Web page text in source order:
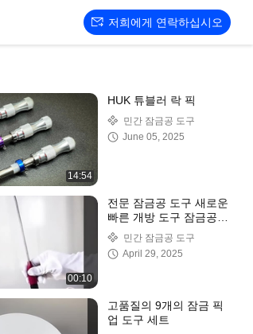
저희에게 연락하십시오
14:54
HUK 튜블러 락 픽
민간 잠금공 도구
June 05, 2025
00:10
전문 잠금공 도구 새로운
빠른 개방 도구 잠금공
도구 J 모양 도구
민간 잠금공 도구
April 29, 2025
고품질의 9개의 잠금 픽
업 도구 세트